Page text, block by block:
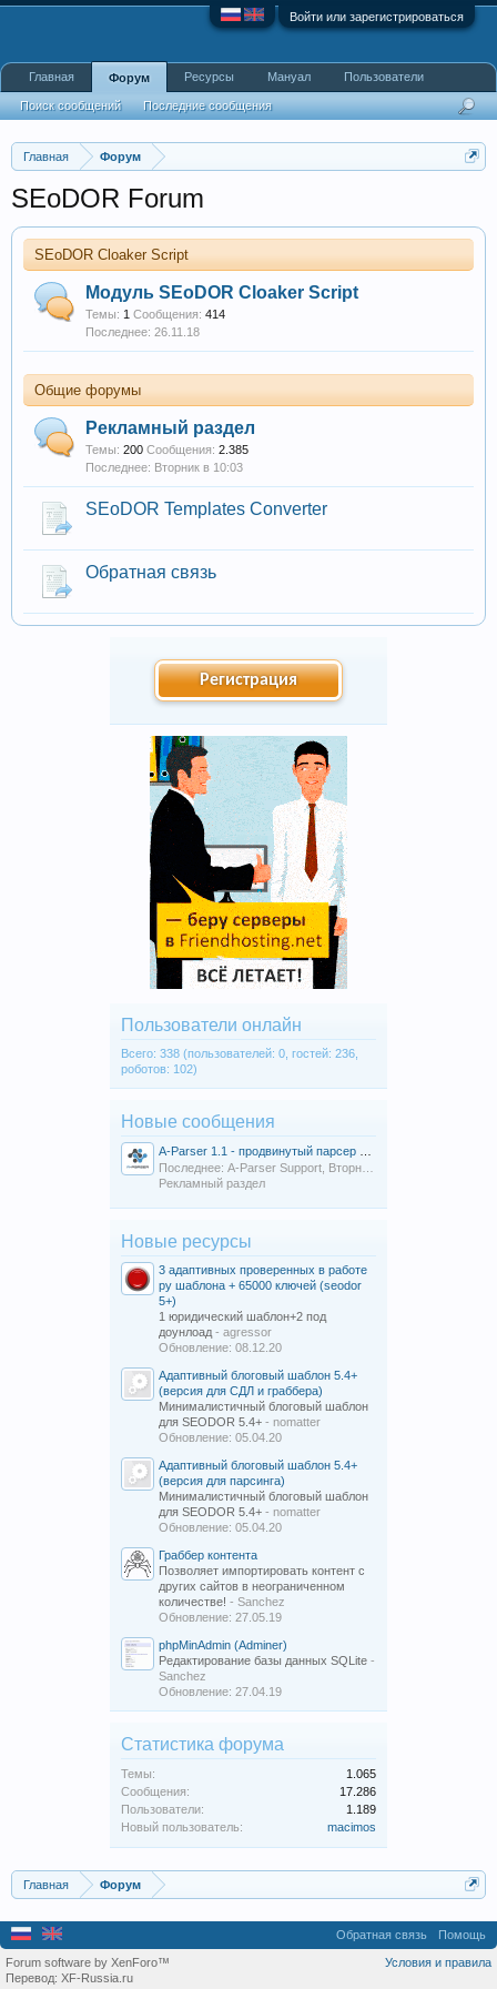
Войти или зарегистрироваться
Главная Форум
SEoDOR Forum
SEoDOR Cloaker Script
Модуль SEoDOR Cloaker Script
Темы: 1 Сообщения: 414
26.11.18
Общие форумы
Рекламный раздел
Темы: 200 Сообщения: 2.385
Вторник в 10:03
SEoDOR Templates Converter
Обратная связь
Регистрация
Пользователи онлайн
Всего: 338 (пользователей: 0, гостей: 236,
роботов: 102)
Новые сообщения
Последнее: A-Parser Support, Вторник в 10:03
Рекламный раздел
Новые ресурсы
3 адаптивных проверенных в работе
ру шаблона + 65000 ключей (seodor
5+)
1 юридический шаблон+2 под
доунлоад - agressor
Обновление: 08.12.20
Адаптивный блоговый шаблон 5.4+
(версия для СДЛ и граббера)
Минималистичный блоговый шаблон
для SEODOR 5.4+ - nomatter
Обновление: 05.04.20
Адаптивный блоговый шаблон 5.4+
(версия для парсинга)
Минималистичный блоговый шаблон
для SEODOR 5.4+ - nomatter
Обновление: 05.04.20
Граббер контента
Позволяет импортировать контент с
других сайтов в неограниченном
количестве! - Sanchez
Обновление: 27.05.19
phpMinAdmin (Adminer)
Редактирование базы данных SQLite -
Sanchez
Обновление: 27.04.19
Статистика форума
Темы:
1.065
Сообщения:
17.286
Пользователи:
1.189
Новый пользователь:
macimos
Главная Форум
Главная Форум
Поиск сообщений Последние сообщения
Ресурсы Мануал Пользователи
Обратная связь Помощь
Условия и правила
Forum software by XenForo™
Перевод: XF-Russia.ru